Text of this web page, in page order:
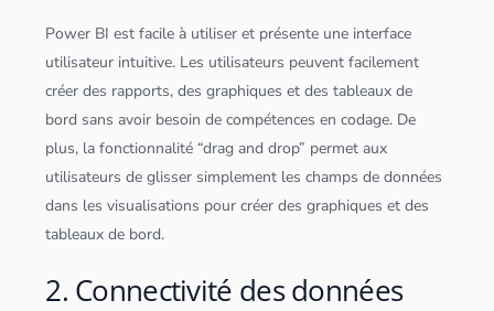
Power BI est facile à utiliser et présente une interface
utilisateur intuitive. Les utilisateurs peuvent facilement
créer des rapports, des graphiques et destableaux de
bord sans avoir besoin de compétences en codage. De
plus, la fonctionnalité “drag and drop” permet aux
utilisateurs de glisser simplement les champs dedonnées
dans les visualisations pour créer des graphiques et des
tableaux de bord.
2. Connectivité des données